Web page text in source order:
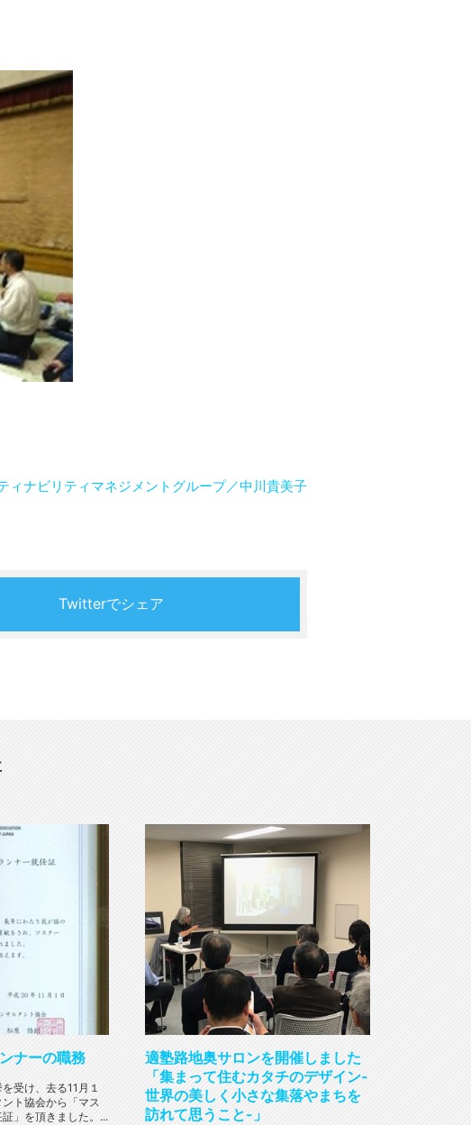
ィナビリティマネジメントグループ／中川貴美子
Twitterでシェア
ナーの職務
受け、去る11月１
ト協会から「マス
」を頂きました。...
適塾路地奥サロンを開催しました
「集まって住むカタチのデザイン-
世界の美しく小さな集落やまちを
訪れて思うこと-」